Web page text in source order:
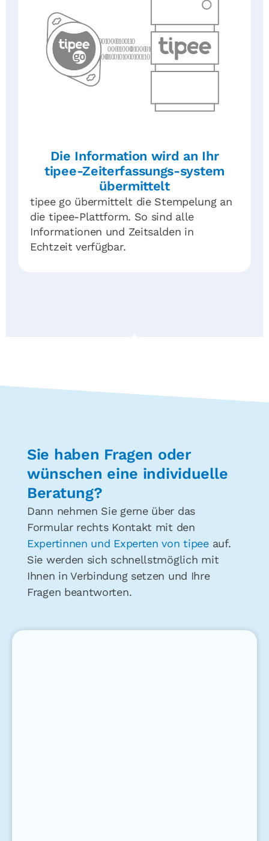
Die Information wird an Ihr
tipee-Zeiterfassungs-system
übermittelt
tipee go übermittelt die Stempelung an
die tipee-Plattform. So sind alle
Informationen und Zeitsalden in
Echtzeit verfügbar.
Sie haben Fragen oder
wünschen eine individuelle
Beratung?
Dann nehmen Sie gerne über das
Formular rechts Kontakt mit den
Expertinnen und Experten von tipeeauf.
Sie werden sich schnellstmöglich mit
Ihnen in Verbindung setzen und Ihre
Fragen beantworten.